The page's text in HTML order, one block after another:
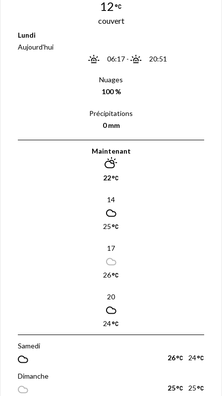
12
couvert
Lundi
Aujourd'hui
06:17- 20:51
Nuages
100 %
Précipitations
0 mm
Maintenant
22
14
25
17
26
20
24
Samedi
24
26
Dimanche
25
25